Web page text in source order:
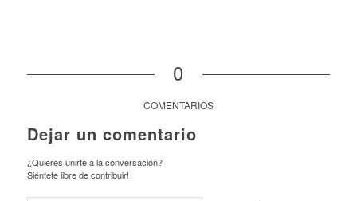
0
COMENTARIOS
Dejar un comentario
¿Quieres unirte a la conversación?
Siéntete libre de contribuir!